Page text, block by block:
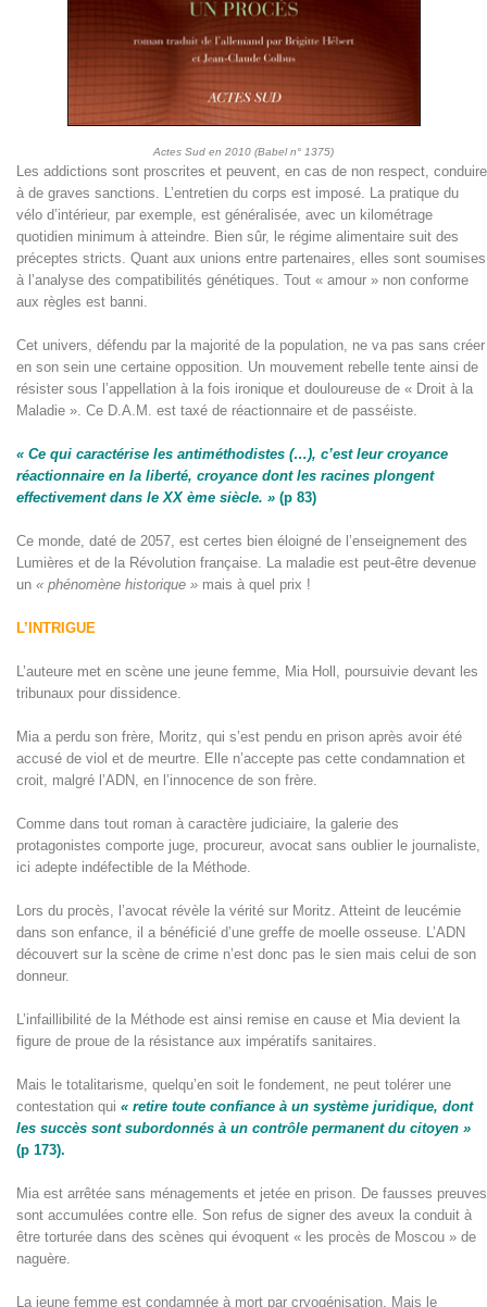
Actes Sud en 2010 (Babel n° 1375)
Les addictions sont proscrites et peuvent, en cas de non respect, conduire
à de graves sanctions. L’entretien du corps est imposé. La pratique du
vélo d’intérieur, par exemple, est généralisée, avec un kilométrage
quotidien minimum à atteindre. Bien sûr, le régime alimentaire suit des
préceptes stricts. Quant aux unions entre partenaires, elles sont soumises
à l’analyse des compatibilités génétiques. Tout « amour » non conforme
aux règles est banni.
Cet univers, défendu par la majorité de la population, ne va pas sans créer
en son sein une certaine opposition. Un mouvement rebelle tente ainsi de
résister sous l’appellation à la fois ironique et douloureuse de « Droit à la
Maladie ». Ce D.A.M. est taxé de réactionnaire et de passéiste.
« Ce qui caractérise les antiméthodistes (…), c’est leur croyance
réactionnaire en la liberté, croyance dont les racines plongent
effectivement dans le XX ème siècle. » (p 83)
Ce monde, daté de 2057, est certes bien éloigné de l’enseignement des
Lumières et de la Révolution française. La maladie est peut-être devenue
un « phénomène historique » mais à quel prix !
L’INTRIGUE
L’auteure met en scène une jeune femme, Mia Holl, poursuivie devant les
tribunaux pour dissidence.
Mia a perdu son frère, Moritz, qui s’est pendu en prison après avoir été
accusé de viol et de meurtre. Elle n’accepte pas cette condamnation et
croit, malgré l’ADN, en l’innocence de son frère.
Comme dans tout roman à caractère judiciaire, la galerie des
protagonistes comporte juge, procureur, avocat sans oublier le journaliste,
ici adepte indéfectible de la Méthode.
Lors du procès, l’avocat révèle la vérité sur Moritz. Atteint de leucémie
dans son enfance, il a bénéficié d’une greffe de moelle osseuse. L’ADN
découvert sur la scène de crime n’est donc pas le sien mais celui de son
donneur.
L’infaillibilité de la Méthode est ainsi remise en cause et Mia devient la
figure de proue de la résistance aux impératifs sanitaires.
Mais le totalitarisme, quelqu’en soit le fondement, ne peut tolérer une
contestation qui « retire toute confiance à un système juridique, dont
les succès sont subordonnés à un contrôle permanent du citoyen »
(p 173).
Mia est arrêtée sans ménagements et jetée en prison. De fausses preuves
sont accumulées contre elle. Son refus de signer des aveux la conduit à
être torturée dans des scènes qui évoquent « les procès de Moscou » de
naguère.
La jeune femme est condamnée à mort par cryogénisation. Mais le